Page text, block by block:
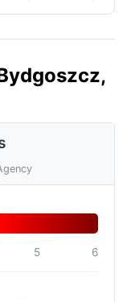
5 6